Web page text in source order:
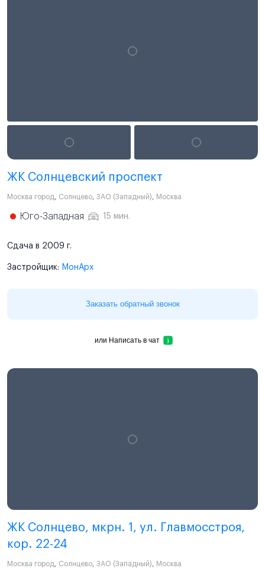
ЖК Солнцевский проспект
Москва город, Солнцево, ЗАО (Западный), Москва
Юго-Западная 15 мин.
Сдача в 2009 г.
Застройщик: МонАрх
Заказать обратный звонок
или Написать в чат
ЖК Солнцево, мкрн. 1, ул. Главмосстроя,
кор. 22-24
Москва город, Солнцево, ЗАО (Западный), Москва